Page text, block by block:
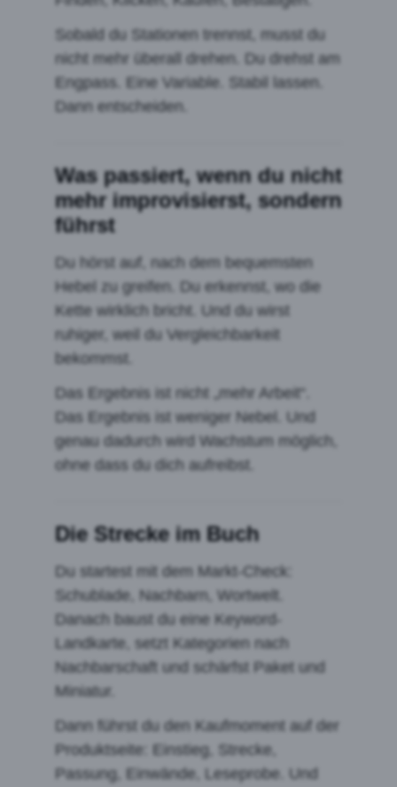
Sobald du Stationen trennst, musst du
nicht mehr überall drehen. Du drehst am
Engpass. Eine Variable. Stabil lassen.
Dann entscheiden.
Was passiert, wenn du nicht
mehr improvisierst, sondern
führst
Du hörst auf, nach dem bequemsten
Hebel zu greifen. Du erkennst, wo die
Kette wirklich bricht. Und du wirst
ruhiger, weil du Vergleichbarkeit
bekommst.
Das Ergebnis ist nicht „mehr Arbeit“.
Das Ergebnis ist weniger Nebel. Und
genau dadurch wird Wachstum möglich,
ohne dass du dich aufreibst.
Die Strecke im Buch
Du startest mit dem Markt-Check:
Schublade, Nachbarn, Wortwelt.
Danach baust du eine Keyword-
Landkarte, setzt Kategorien nach
Nachbarschaft und schärfst Paket und
Miniatur.
Dann führst du den Kaufmoment auf der
Produktseite: Einstieg, Strecke,
Passung, Einwände, Leseprobe. Und